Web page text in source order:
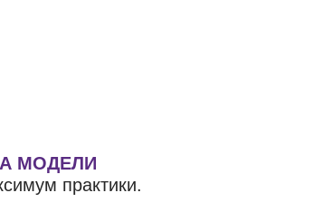
МОДЕЛИ
практики.